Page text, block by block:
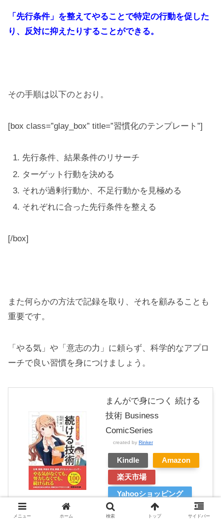
「先行条件」を整えてやることで特定の行動を促した
り、反対に抑えたりすることができる。
その手順は以下のとおり。
[box class=”glay_box” title=”習慣化のテンプレート”]
先行条件、結果条件のリサーチ
ターゲット行動を決める
それが過剰行動か、不足行動かを見極める
それぞれに合った先行条件を整える
[/box]
また何らかの方法で記録を取り、それを顧みることも
重要です。
「やる気」や「意志の力」に頼らず、科学的なアプロ
ーチで良い習慣を身につけましょう。
まんがで身につく 続ける
技術 Business
ComicSeries
created by Rinker
Kindle
Amazon
楽天市場
Yahooショッピング
メニュー ホーム 検索 トップ サイドバー